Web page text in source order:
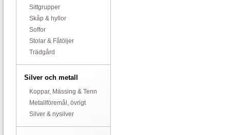
Sittgrupper
Skåp & hyllor
Soffor
Stolar & Fåtöljer
Trädgård
Silver och metall
Koppar, Mässing & Tenn
Metallföremål, övrigt
Silver & nysilver